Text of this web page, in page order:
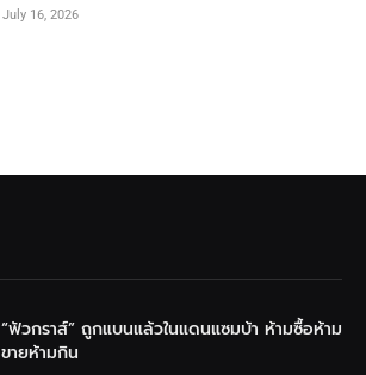
July 16, 2026
“ฟัวกราส์” ถูกแบนแล้วในแดนแซมบ้า ห้ามซื้อห้าม
ขายห้ามกิน